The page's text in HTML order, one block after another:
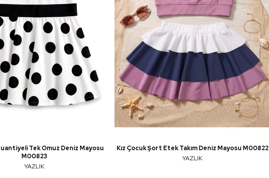
Tek Omuz Deniz Mayosu
M00823
YAZLIK
Kız Çocuk Şort Etek Takım Deniz Mayosu M00822
YAZLIK